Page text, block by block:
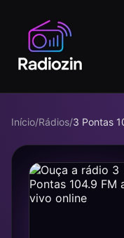
Início/Rádios/3 Pontas